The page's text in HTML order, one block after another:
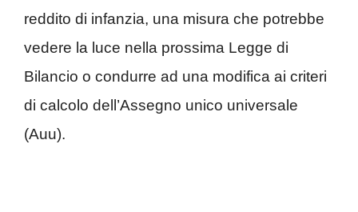
reddito di infanzia, una misura che potrebbe
vedere la luce nella prossima Legge di
Bilancio o condurre ad una modifica ai criteri
di calcolo dell’Assegno unico universale
(Auu).